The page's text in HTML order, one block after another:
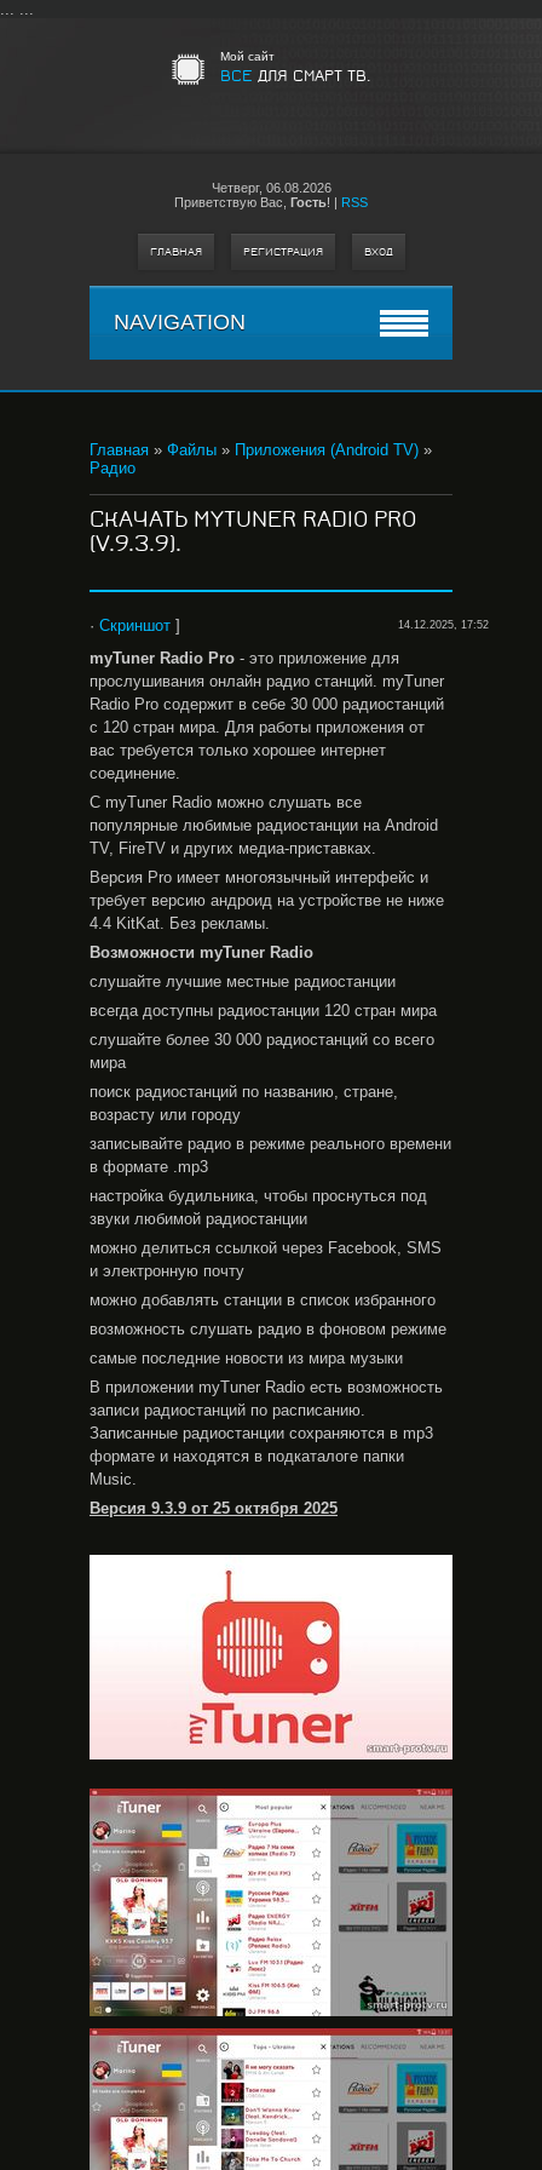
... ...
Мой сайт
ВСЕ ДЛЯ СМАРТ ТВ.
Четверг, 06.08.2026
Приветствую Вас Гость! | RSS
ГЛАВНАЯ РЕГИСТРАЦИЯ ВХОД
NAVIGATION
Главная » Файлы » Приложения (Android TV) »
Радио
СКАЧАТЬ MYTUNER RADIO PRO
(V.9.3.9).
· Скриншот ] 14.12.2025, 17:52
myTuner Radio Pro - это приложение для
прослушивания онлайн радио станций. myTuner
Radio Pro содержит в себе 30 000 радиостанций
с 120 стран мира. Для работы приложения от
вас требуется только хорошее интернет
соединение.
С myTunеr Radio можно слушать все
популярные любимые радиостанции на Android
TV, FireTV и других медиа-приставках.
Версия Pro имеет многоязычный интерфейс и
требует версию андроид на устройстве не ниже
4.4 KitKat. Без рекламы.
Возможности myTuner Radio
слушайте лучшие местные радиостанции
всегда доступны радиостанции 120 стран мира
слушайте более 30 000 радиостанций со всего
мира
поиск радиостанций по названию, стране,
возрасту или городу
записывайте радио в режиме реального времени
в формате .mp3
настройка будильника, чтобы проснуться под
звуки любимой радиостанции
можно делиться ссылкой через Facebook, SMS
и электронную почту
можно добавлять станции в список избранного
возможность слушать радио в фоновом режиме
самые последние новости из мира музыки
В приложении myTuner Radio есть возможность
записи радиостанций по расписанию.
Записанные радиостанции сохраняются в mp3
формате и находятся в подкаталоге папки
Music.
Версия 9.3.9 от 25 октября 2025